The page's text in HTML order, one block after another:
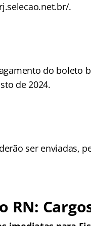
.
do boleto
de 2024.
ser enviadas,
RN: